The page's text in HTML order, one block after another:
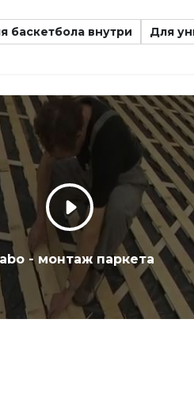
баскетбола внутри Для
- монтаж паркета